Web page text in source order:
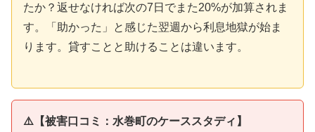
たか？返せなければ次の7日でまた20%が加算されま
す。「助かった」と感じた翌週から利息地獄が始ま
ります。貸すことと助けることは違います。
⚠️【被害口コミ：水巻町のケーススタディ】